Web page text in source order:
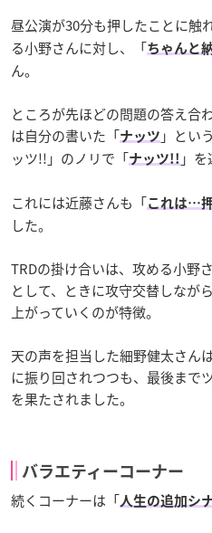
昼公演が30分も押したことに触
る小野さんに対し、「ちゃんと
ん。
ところが先ほどの問題の答え合
は自分の書いた「ナッツ 」とい
ッツ!!」のノリで「ナッツ!! 」を
これには近藤さんも「これは…
した。
TRDの掛け合いは、攻める小野
として、ときに攻守交替しなが
上がっていくのが特徴。
天の声を担当した細野健太さん
に振り回されつつも、最後まで
を果たされました。
バラエティーコーナー
続くコーナーは「 人生の追加シ